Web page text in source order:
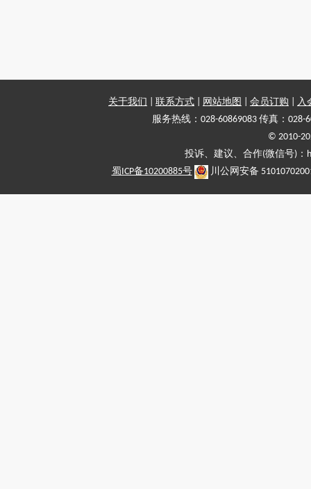
关于我们 联系方式 网站地图 会员订购
入
服务热线：028-60869083 传真：028-
© 2010-
投诉、建议、合作(微信号)
蜀ICP备10200885号
川公网安备